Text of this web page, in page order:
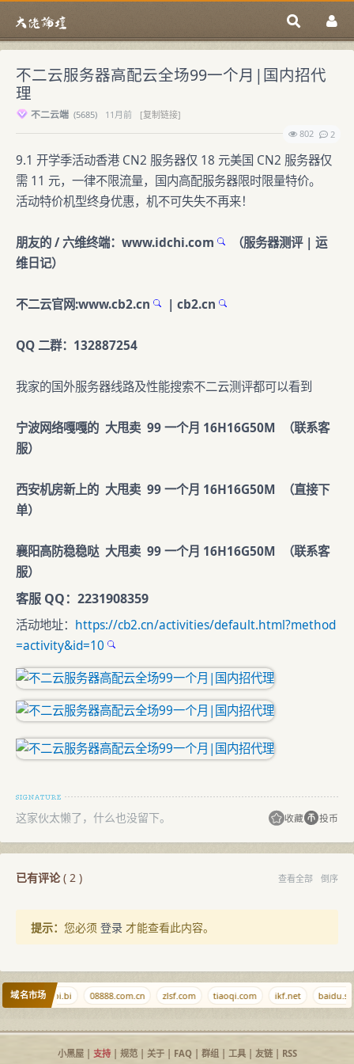
不二云服务器高配云全场99一个月|国内招代
理
不二云端 (5685) 11月前
[复制链接]
802
2
9.1 开学季活动香港 CN2 服务器仅 18 元美国 CN2 服务器仅
需 11 元，一律不限流量，国内高配服务器限时限量特价。
活动特价机型终身优惠，机不可失失不再来！
朋友的 / 六维终端： www.idchi.com
（服务器测评 | 运
维日记）
不二云官网:www.cb2.cn | cb2.cn
QQ 二群：132887254
我家的国外服务器线路及性能搜索不二云测评都可以看到
宁波网络嘎嘎的 大甩卖 99 一个月 16H16G50M （联系客
服）
西安机房新上的 大甩卖 99 一个月 16H16G50M （直接下
单）
襄阳高防稳稳哒 大甩卖 99 一个月 16H16G50M （联系客
服）
客服 QQ：2231908359
活动地址： https://cb2.cn/activities/default.html?method
=activity&id=10
这家伙太懒了，什么也没留下。 收藏 投币
已有评论( 2 ) 查看全部 倒序
提示： 您必须 登录 才能查看此内容。
域名市场bibi.bi 08888.com.cn zlsf.com tiaoqi.com ikf.net baidu.sb
小黑屋| 支持| 规范| 关于| FAQ| 群组| 工具| 友链| RSS